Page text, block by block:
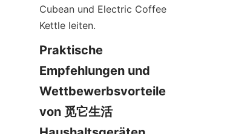
Cubean und Electric Coffee
Kettle leiten.
Praktische
Empfehlungen und
Wettbewerbsvorteile
von 觅它生活